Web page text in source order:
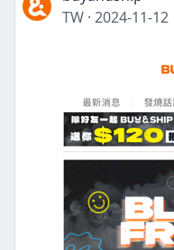
TW · 2024-11-12